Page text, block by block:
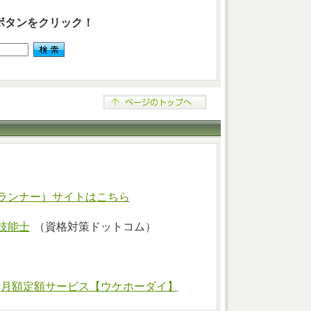
タンをクリック！
ンナー）サイトはこちら
能士 （資格対策ドットコム）
月額定額サービス【ウケホーダイ】